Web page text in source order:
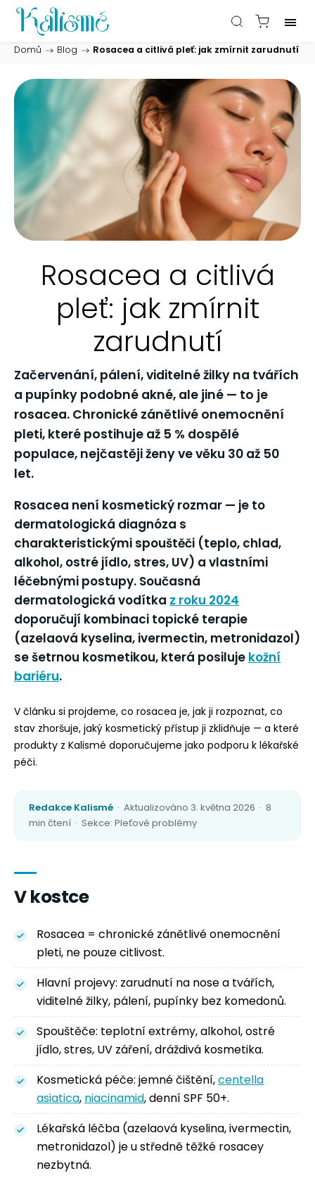
Domů / Blog / Rosacea a citlivá pleť: jak zmírnit zarudnutí
Rosacea a citlivá
pleť: jak zmírnit
zarudnutí
Začervenání, pálení, viditelné žilky na tvářích
a pupínky podobné akné, ale jiné — to je
rosacea. Chronické zánětlivé onemocnění
pleti, které postihuje až 5 % dospělé
populace, nejčastěji ženy ve věku 30 až 50
let.
Rosacea není kosmetický rozmar — je to
dermatologická diagnóza s
charakteristickými spouštěči (teplo, chlad,
alkohol, ostré jídlo, stres, UV) a vlastními
léčebnými postupy. Současná
dermatologická vodítka z roku 2024
doporučují kombinaci topické terapie
(azelaová kyselina, ivermectin, metronidazol)
se šetrnou kosmetikou, která posiluje kožní
bariéru.
V článku si projdeme, co rosacea je, jak ji rozpoznat, co
stav zhoršuje, jaký kosmetický přístup ji zklidňuje — a které
produkty z Kalismé doporučujeme jako podporu k lékařské
péči.
Redakce Kalismé · Aktualizováno 3. května 2026 · 8
min čtení · Sekce: Pleťové problémy
V kostce
Rosacea = chronické zánětlivé onemocnění
pleti, ne pouze citlivost.
Hlavní projevy: zarudnutí na nose a tvářích,
viditelné žilky, pálení, pupínky bez komedonů.
Spouštěče: teplotní extrémy, alkohol, ostré
jídlo, stres, UV záření, dráždivá kosmetika.
Kosmetická péče: jemné čištění,centella
asiatica, niacinamid, denní SPF 50+.
Lékařská léčba (azelaová kyselina, ivermectin,
metronidazol) je u středně těžké rosacey
nezbytná.